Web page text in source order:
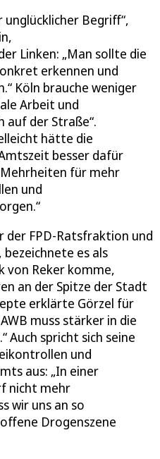
unglücklicher Begriff“,
Linken: „Man sollte die
erkennen und
Köln brauche weniger
Arbeit und
auf der Straße“.
hätte die
besser dafür
für mehr
und
der FPD-Ratsfraktion und
es als
von Reker komme,
an der Spitze der Stadt
erklärte Görzel für
muss stärker in die
Auch spricht sich seine
und
aus: „In einer
nicht mehr
wir uns an so
Drogenszene